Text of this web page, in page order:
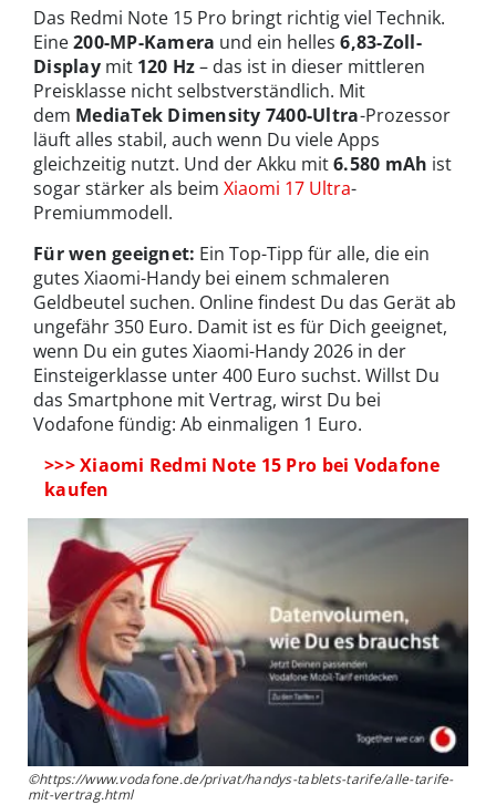
Das Redmi Note 15 Pro bringt richtig viel Technik.
Eine200-MP-Kamera und ein helles6,83-Zoll-
Displaymit 120 Hz– das ist in dieser mittleren
Preisklasse nicht selbstverständlich. Mit
dem MediaTek Dimensity 7400-Ultra-Prozessor
läuft alles stabil, auch wenn Du viele Apps
gleichzeitig nutzt. Und der Akku mit6.580 mAh ist
sogar stärker als beim Xiaomi 17 Ultra-
Premiummodell.
Für wen geeignet: Ein Top-Tipp für alle, die ein
gutes Xiaomi-Handy bei einem schmaleren
Geldbeutel suchen. Online findest Du das Gerät ab
ungefähr 350 Euro. Damit ist es für Dich geeignet,
wenn Du ein gutes Xiaomi-Handy 2026 in der
Einsteigerklasse unter 400 Euro suchst. Willst Du
das Smartphone mit Vertrag, wirst Du bei
Vodafone fündig: Ab einmaligen 1 Euro.
>>> Xiaomi Redmi Note 15 Pro bei Vodafone
kaufen
©https://www.vodafone.de/privat/handys-tablets-tarife/alle-tarife-
mit-vertrag.html